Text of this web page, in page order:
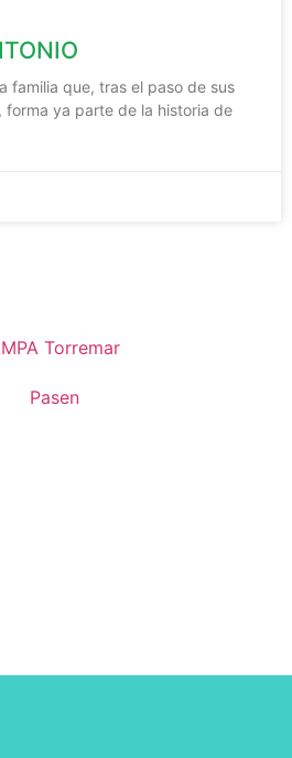
familia que, tras el paso de sus
forma ya parte de la historia de